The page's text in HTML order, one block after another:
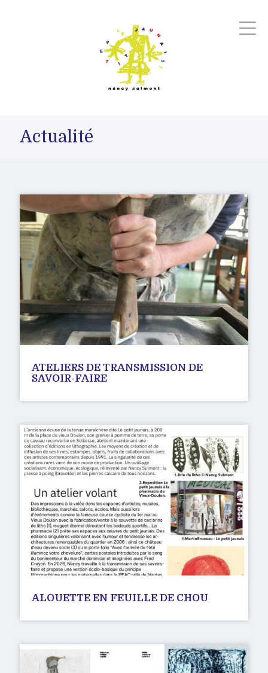
Actualité
ATELIERS DE TRANSMISSION DE
SAVOIR-FAIRE
ALOUETTE EN FEUILLE DE CHOU